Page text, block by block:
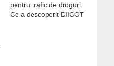
pentru trafic de droguri.
Ce a descoperit DIICOT